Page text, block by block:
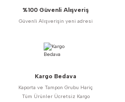
%100 Güvenli Alışveriş
Güvenli Alışverişin yeni adresi
Kargo Bedava
Kaporta ve Tampon Grubu Hariç
Tüm Ürünler Ücretsiz Kargo